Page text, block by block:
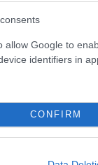
allow Google to
identifiers in
CONFIRM